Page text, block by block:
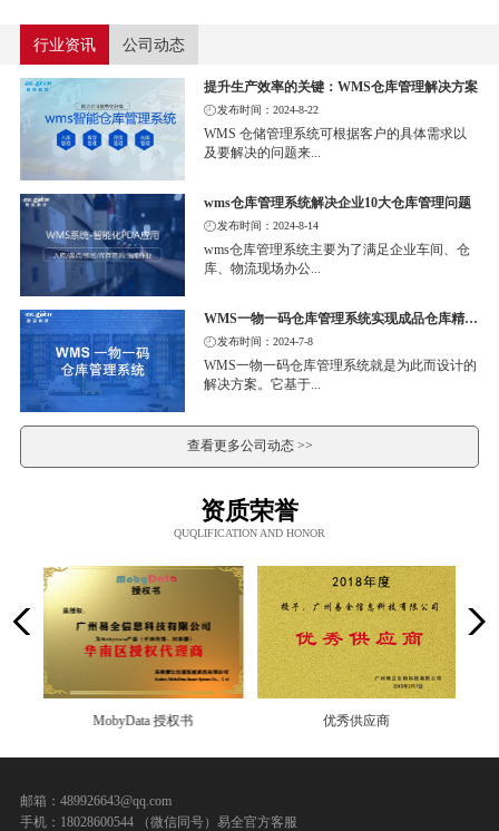
行业资讯 公司动态
提升生产效率的关键：WMS仓库管理解决方案
发布时间：2024-8-22
WMS 仓储管理系统可根据客户的具体需求以
及要解决的问题来...
wms仓库管理系统解决企业10大仓库管理问题
发布时间：2024-8-14
wms仓库管理系统主要为了满足企业车间、仓
库、物流现场办公...
WMS一物一码仓库管理系统实现成品仓库精细化管理
发布时间：2024-7-8
WMS一物一码仓库管理系统就是为此而设计的
解决方案。它基于...
查看更多公司动态 >>
资质荣誉
QUQLIFICATION AND HONOR
MobyData 授权书 优秀供应商
邮箱：489926643@qq.com
手机：18028600544 （微信同号）易全官方客服